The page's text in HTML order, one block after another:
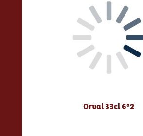
Orval 33cl 6°2